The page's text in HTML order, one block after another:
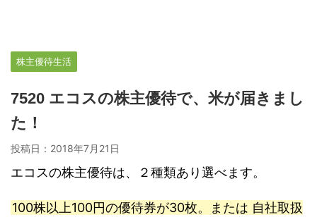
株主優待生活
7520 エコスの株主優待で、米が届きまし
た！
投稿日： 2018年7月21日
エコスの株主優待は、２種類あり選べます。
100株以上100円の優待券が30枚。または 自社取扱